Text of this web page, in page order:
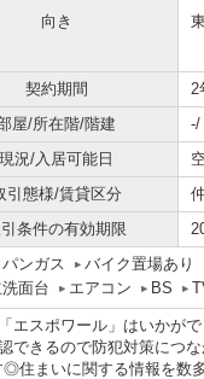
向き
契約期間
2
屋/所在階/階建
-/
現況/入居可能日
引態様/賃貸区分
条件の有効期限
ンガス
バイク置場あり
面台 エアコン BS
エスポワール」はいかが
できるので防犯対策につ
住まいに関する情報を